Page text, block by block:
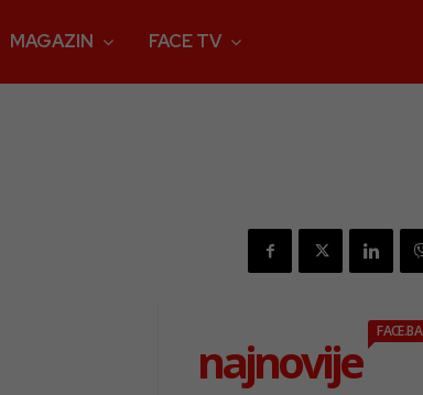
MAGAZIN FACE TV
najnovije
FACE.BA